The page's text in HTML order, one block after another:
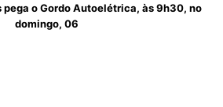
pega o Gordo Autoelétrica, às 9h30, no
domingo, 06